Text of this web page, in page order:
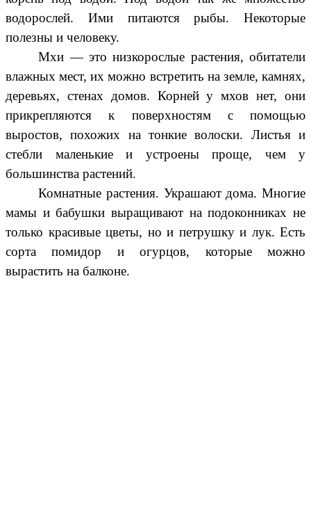
водорослей. Ими питаются рыбы. Некоторые
полезны и человеку.
Мхи — это низкорослые растения, обитатели
влажных мест, их можно встретить на земле, камнях,
деревьях, стенах домов. Корней у мхов нет, они
прикрепляются к поверхностям с помощью
выростов, похожих на тонкие волоски. Листья и
стебли маленькие и устроены проще, чем у
большинства растений.
Комнатные растения. Украшают дома. Многие
мамы и бабушки выращивают на подоконниках не
только красивые цветы, но и петрушку и лук. Есть
сорта помидор и огурцов, которые можно
вырастить на балконе.